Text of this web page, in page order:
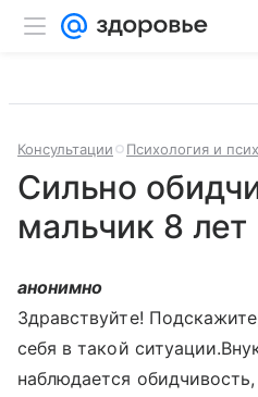
Консультации Психология и
Сильно
мальчик 8 лет
анонимно
Здравствуйте!
себя в такой
наблюдается